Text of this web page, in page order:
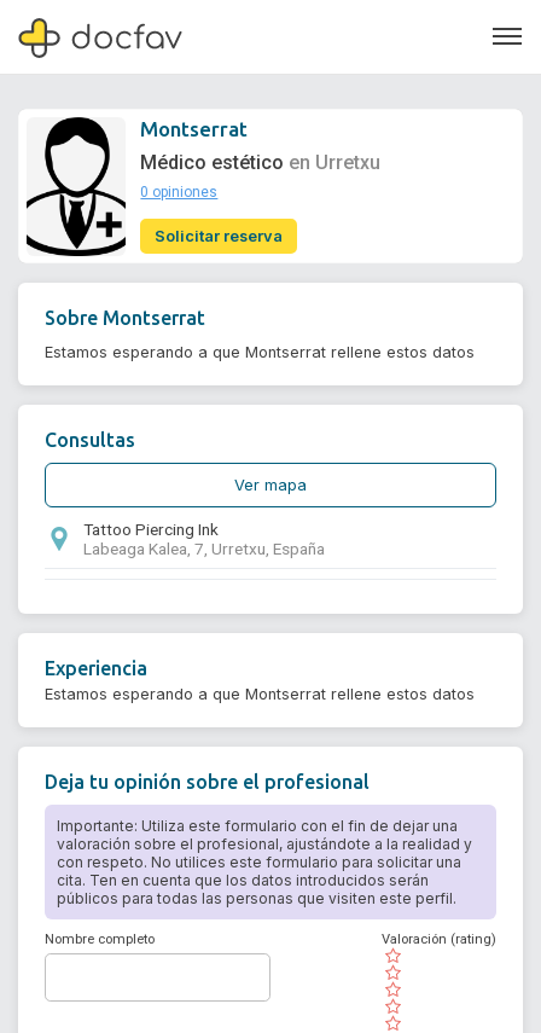
Soporte
¿Eres un doctor?
Montserrat
Médico estético en Urretxu
0 opiniones
Solicitar reserva
Sobre Montserrat
Estamos esperando a que Montserrat rellene estos datos
Consultas
Ver mapa
Tattoo Piercing Ink
Labeaga Kalea, 7, Urretxu, España
Experiencia
Estamos esperando a que Montserrat rellene estos datos
Deja tu opinión sobre el profesional
Importante: Utiliza este formulario con el fin de dejar una
valoración sobre el profesional, ajustándote a la realidad y
con respeto. No utilices este formulario para solicitar una
cita. Ten en cuenta que los datos introducidos serán
públicos para todas las personas que visiten este perfil.
Nombre completo
( )
( )
( )
( )
( )
Valoración (rating)